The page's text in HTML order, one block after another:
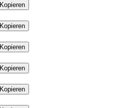
Kopieren
Kopieren
Kopieren
Kopieren
Kopieren